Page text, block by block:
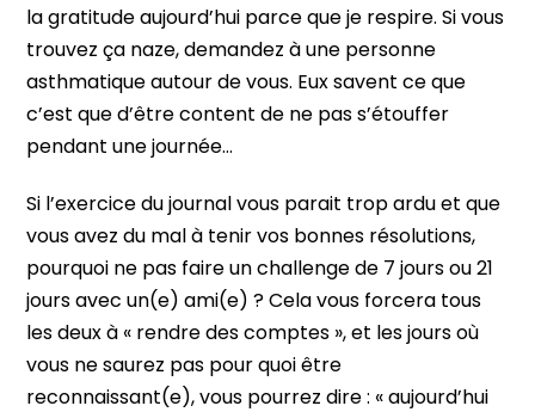
la gratitude aujourd’hui parce que je respire. Si vous
trouvez ça naze, demandez à une personne
asthmatique autour de vous. Eux savent ce que
c’est que d’être content de ne pas s’étouffer
pendant une journée…
Si l’exercice du journal vous parait trop ardu et que
vous avez du mal à tenir vos bonnes résolutions,
pourquoi ne pas faire un challenge de 7 jours ou 21
jours avec un(e) ami(e) ? Cela vous forcera tous
les deux à « rendre des comptes », et les jours où
vous ne saurez pas pour quoi être
reconnaissant(e), vous pourrez dire : « aujourd’hui